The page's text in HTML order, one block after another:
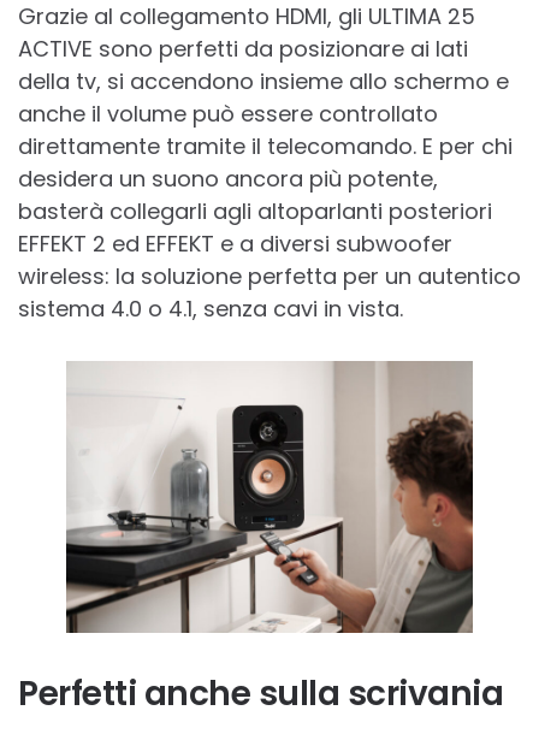
Grazie al collegamento HDMI, gli ULTIMA 25
ACTIVE sono perfetti da posizionare ai lati
della tv, si accendono insieme allo schermo e
anche il volume può essere controllato
direttamente tramite il telecomando. E per chi
desidera un suono ancora più potente,
basterà collegarli agli altoparlanti posteriori
EFFEKT 2 ed EFFEKT e a diversi subwoofer
wireless: la soluzione perfetta per un autentico
sistema 4.0 o 4.1, senza cavi in vista.
Perfetti anche sulla scrivania